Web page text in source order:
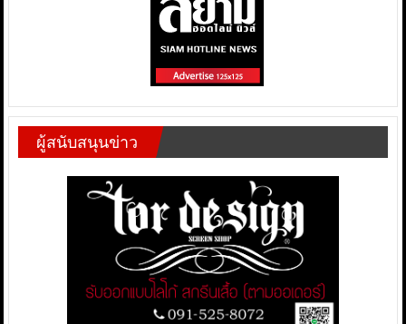
ผู้สนับสนุนข่าว